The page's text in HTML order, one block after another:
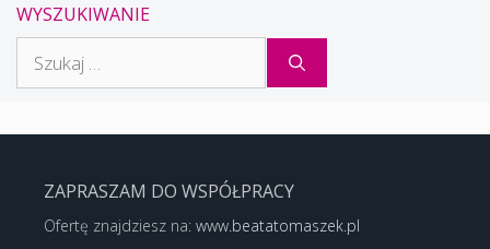
WYSZUKIWANIE
ZAPRASZAM DO WSPÓŁPRACY
Ofertę znajdziesz na: www.beatatomaszek.pl